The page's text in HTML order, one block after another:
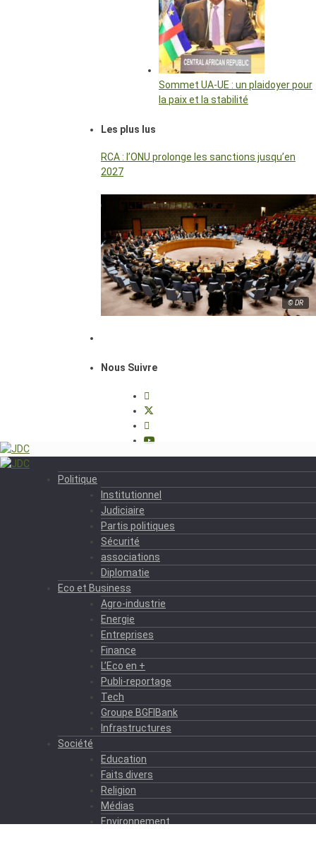
Sommet UA-UE : un plaidoyer pour
la paix et la stabilité
Les plus lus
RCA : l’ONU prolonge les sanctions jusqu’en
2027
© DR
Nous Suivre
Politique
Institutionnel
Judiciaire
Partis politiques
Sécurité
associations
Diplomatie
Eco et Business
Agro-industrie
Energie
Entreprises
Finance
L’Eco en +
Publi-reportage
Tech
Groupe BGFIBank
Infrastructures
Société
Education
Faits divers
Religion
Médias
Environnement